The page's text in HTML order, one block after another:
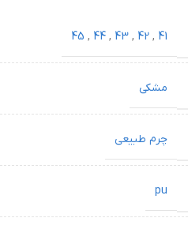
41
,
42
,
43
,
44
,
45
مشکی
چرم طبیعی
pu